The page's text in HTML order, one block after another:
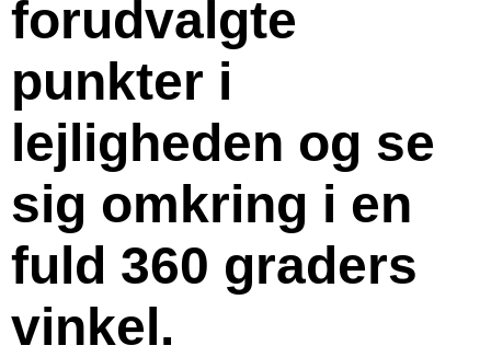
forudvalgte
punkter i
lejligheden og se
sig omkring i en
fuld 360 graders
vinkel.